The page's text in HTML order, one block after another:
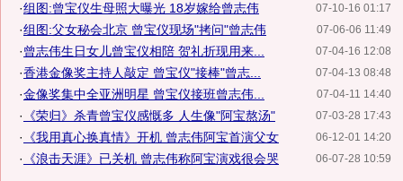
07-10-16 01:17
·组图:曾宝仪生母照大曝光 18岁嫁给曾志伟
07-06-06 11:49
·组图:父女秘会北京 曾宝仪现场"拷问"曾志伟
07-04-16 12:08
·曾志伟生日女儿曾宝仪相陪 贺礼折现用来...
07-04-13 08:48
·香港金像奖主持人敲定 曾宝仪"接棒"曾志...
07-04-11 14:40
·金像奖集中全亚洲明星 曾宝仪接班曾志伟...
07-03-28 17:43
· 《荣归》杀青曾宝仪感慨多 人生像"阿宝熬汤"
06-12-01 14:20
· 《我用真心换真情》开机 曾志伟阿宝首演父女
06-07-28 10:59
· 《浪击天涯》已关机 曾志伟称阿宝演戏很会哭